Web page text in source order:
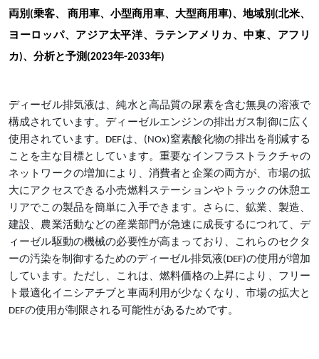
両別(乗客、 商用車、小型商用車、大型商用車)、地域別(北米、
ヨーロッパ、アジア太平洋、ラテンアメリカ、中東、アフリ
カ)、分析と予測(2023年-2033年)
ディーゼル排気液は、純水と高品質の尿素を含む無臭の溶液で
構成されています。ディーゼルエンジンの排出ガス制御に広く
使用されています。 DEFは、(NOx)窒素酸化物の排出を削減する
ことを主な目標としています。重要なインフラストラクチャの
ネットワークの増加により、消費者と企業の両方が、市場の拡
大にアクセスできる小売燃料ステーションやトラックの休憩エ
リアでこの製品を簡単に入手できます。さらに、鉱業、製造、
建設、農業活動などの産業部門が急速に成長するにつれて、デ
ィーゼル駆動の機械の必要性が高まっており、これらのセクタ
ーの汚染を制御するためのディーゼル排気液(DEF)の使用が増加
しています。ただし、これは、燃料価格の上昇により、フリー
ト最適化イニシアチブと車両利用が少なくなり、市場の拡大と
DEFの使用が制限される可能性があるためです。